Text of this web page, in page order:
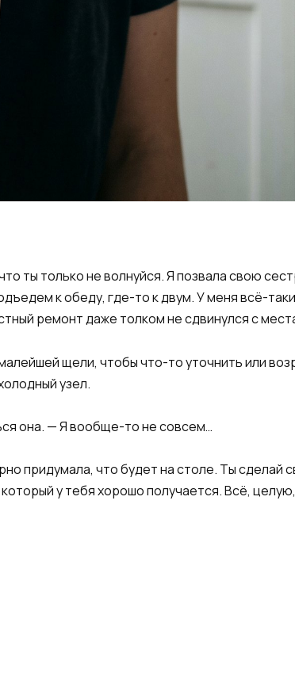
ты только не волнуйся. Я позвала свою
к обеду, где-то к двум. У меня всё-
ремонт даже толком не сдвинулся с
щели, чтобы что-то уточнить или
узел.
она. — Я вообще-то не совсем…
придумала, что будет на столе. Ты сделай
у тебя хорошо получается. Всё,